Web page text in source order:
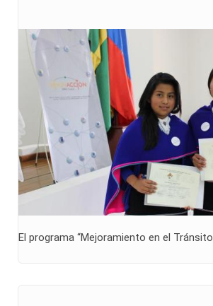
El programa “Mejoramiento en el